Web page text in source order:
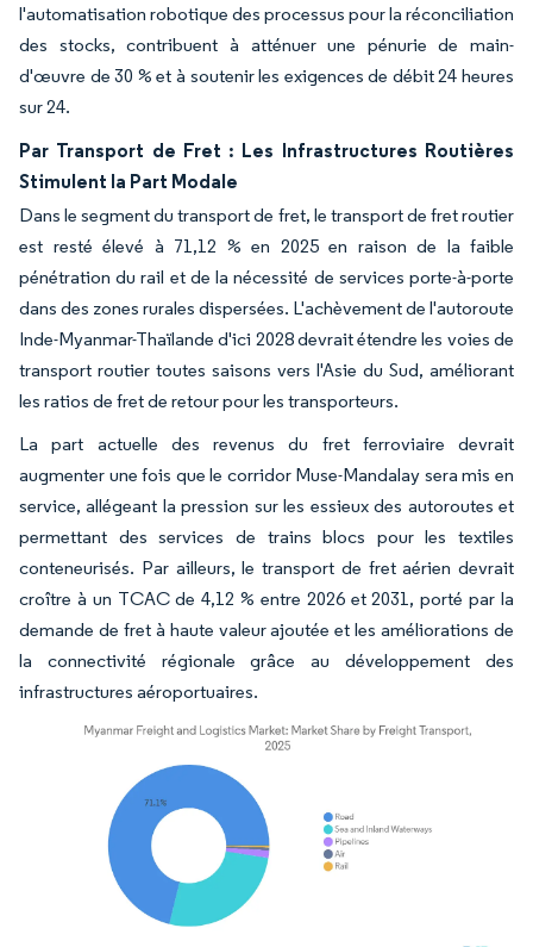
l'automatisation robotique des processus pour la réconciliation
des stocks, contribuent à atténuer une pénurie de main-
d'œuvre de 30 % et à soutenir les exigences de débit 24 heures
sur 24.
Par Transport de Fret : Les Infrastructures Routières
Stimulent la Part Modale
Dans le segment du transport de fret, le transport de fret routier
est resté élevé à 71,12 % en 2025 en raison de la faible
pénétration du rail et de la nécessité de services porte-à-porte
dans des zones rurales dispersées. L'achèvement de l'autoroute
Inde-Myanmar-Thaïlande d'ici 2028 devrait étendre les voies de
transport routier toutes saisons vers l'Asie du Sud, améliorant
les ratios de fret de retour pour les transporteurs.
La part actuelle des revenus du fret ferroviaire devrait
augmenter une fois que le corridor Muse-Mandalay sera mis en
service, allégeant la pression sur les essieux des autoroutes et
permettant des services de trains blocs pour les textiles
conteneurisés. Par ailleurs, le transport de fret aérien devrait
croître à un TCAC de 4,12 % entre 2026 et 2031, porté par la
demande de fret à haute valeur ajoutée et les améliorations de
la connectivité régionale grâce au développement des
infrastructures aéroportuaires.